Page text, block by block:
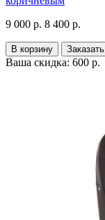
9 000 р. 8 400 р.
В корзину Заказать
Ваша скидка: 600 р.